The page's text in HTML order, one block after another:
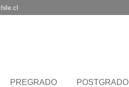
PREGRADO POSTGRADO